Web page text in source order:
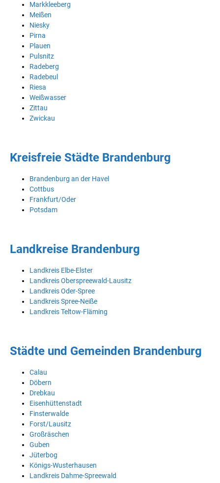
Markkleeberg
Meißen
Niesky
Pirna
Plauen
Pulsnitz
Radeberg
Radebeul
Riesa
Weißwasser
Zittau
Zwickau
Kreisfreie Städte Brandenburg
Brandenburg an der Havel
Cottbus
Frankfurt/Oder
Potsdam
Landkreise Brandenburg
Landkreis Elbe-Elster
Landkreis Oberspreewald-Lausitz
Landkreis Oder-Spree
Landkreis Spree-Neiße
Landkreis Teltow-Fläming
Städte und Gemeinden Brandenburg
Calau
Döbern
Drebkau
Eisenhüttenstadt
Finsterwalde
Forst/Lausitz
Großräschen
Guben
Jüterbog
Königs-Wusterhausen
Landkreis Dahme-Spreewald